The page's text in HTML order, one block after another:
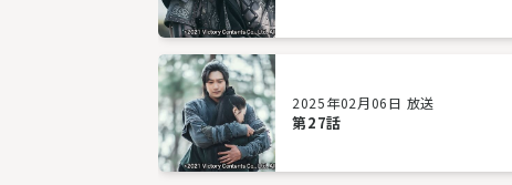
2025年02月06日 放送
第27話